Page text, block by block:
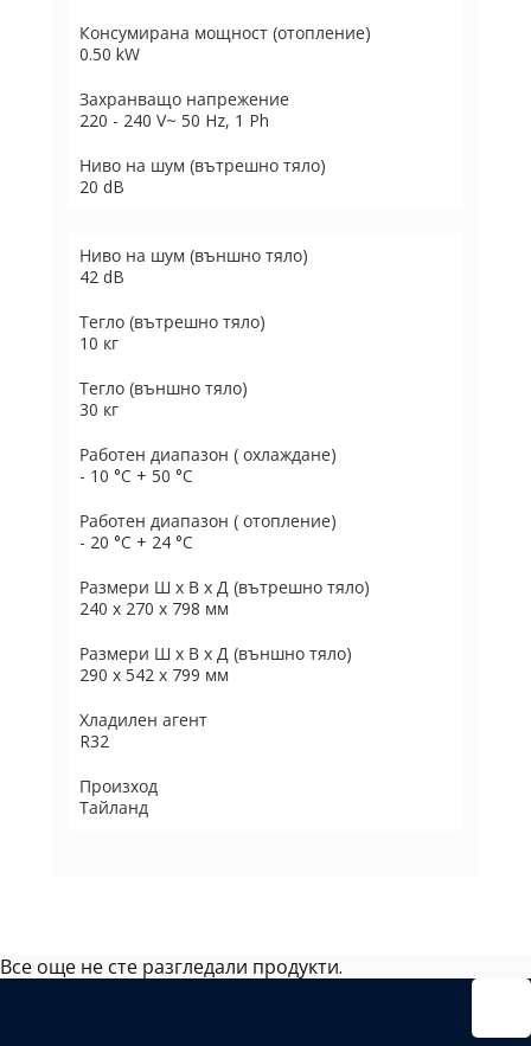
Консумирана мощност (отопление)
0.50 kW
Захранващо напрежение
220 - 240 V~ 50 Hz, 1 Ph
Ниво на шум (вътрешно тяло)
20 dB
Ниво на шум (външно тяло)
42 dB
Тегло (вътрешно тяло)
10 кг
Тегло (външно тяло)
30 кг
Работен диапазон ( охлаждане)
- 10 °C + 50 °C
Работен диапазон ( отопление)
- 20 °C + 24 °C
Размери Ш х В х Д (вътрешно тяло)
240 х 270 х 798 мм
Размери Ш х В х Д (външно тяло)
290 х 542 х 799 мм
Хладилен агент
R32
Произход
Тайланд
Все още не сте разгледали продукти.